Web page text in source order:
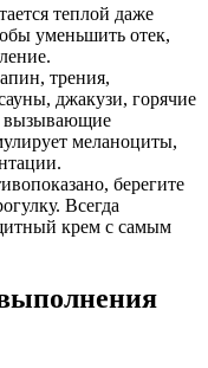
теплой даже
уменьшить отек,
трения,
джакузи, горячие
вызывающие
меланоциты,
берегите
Всегда
крем с самым